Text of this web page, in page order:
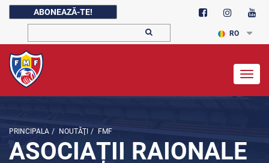
ABONEAZĂ-TE!
RO
PRINCIPALA / NOUTĂŢI / FMF
ASOCIAȚII RAIONALE